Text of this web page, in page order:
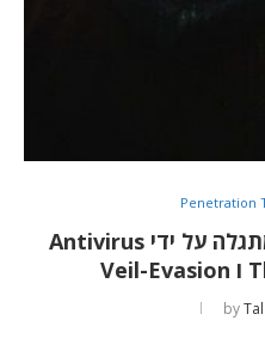
Penetration
יצירת Payload שאינו מתגלה על ידי Antivirus
by